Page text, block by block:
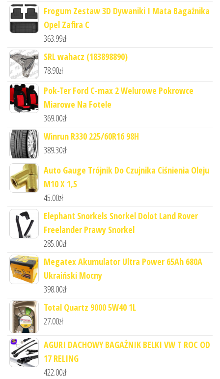
Frogum Zestaw 3D Dywaniki I Mata Bagażnika
Opel Zafira C
363.99zł
SRL wahacz (183898890)
78.90zł
Pok-Ter Ford C-max 2 Welurowe Pokrowce
Miarowe Na Fotele
369.00zł
Winrun R330 225/60R16 98H
389.30zł
Auto Gauge Trójnik Do Czujnika Ciśnienia Oleju
M10 X 1,5
45.00zł
Elephant Snorkels Snorkel Dolot Land Rover
Freelander Prawy Snorkel
285.00zł
Megatex Akumulator Ultra Power 65Ah 680A
Ukraiński Mocny
398.00zł
Total Quartz 9000 5W40 1L
27.00zł
AGURI DACHOWY BAGAŻNIK BELKI VW T ROC OD
17 RELING
422.00zł